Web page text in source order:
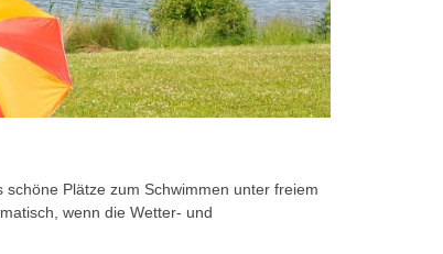
Plätze zum Schwimmen unter freiem
wenn die Wetter- und